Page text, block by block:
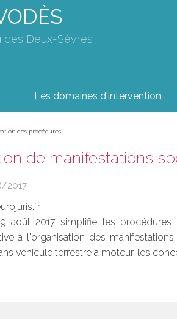
des Deux-Sèvres
Les domaines d'intervention
des procédures
de manifestations
2017
août 2017 simplifie les procédures
à l'organisation des
véhicule terrestre à moteur, les